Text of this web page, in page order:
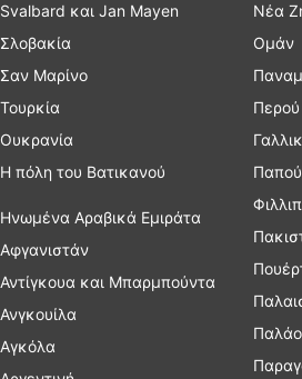
Svalbard και Jan Mayen
Σλοβακία
Σαν Μαρίνο
Τουρκία
Ουκρανία
Η πόλη του Βατικανού
Ηνωμένα Αραβικά Εμιράτα
Αφγανιστάν
Αντίγκουα και Μπαρμπούντα
Ανγκουίλα
Αγκόλα
Νέα
Ομάν
Περού